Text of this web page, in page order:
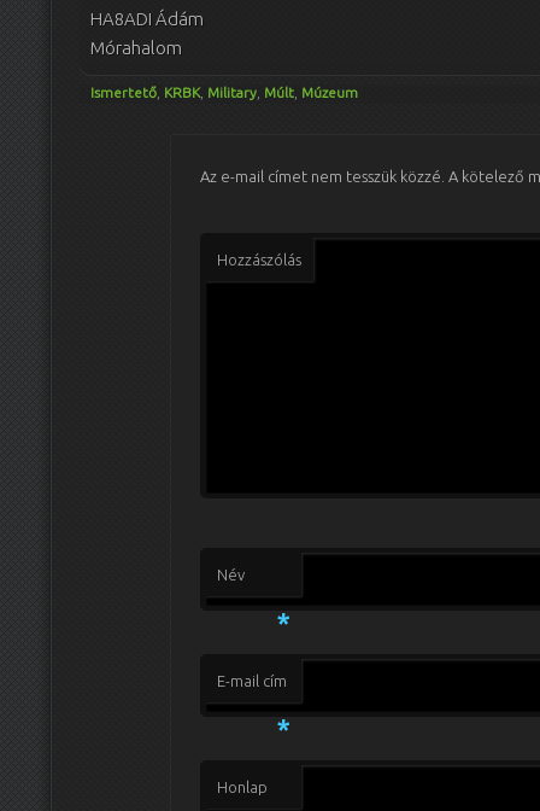
HA8ADI Ádám
Mórahalom
Ismertető KRBK, Military Múlt Múzeum
Az e-mail címet nem tesszük közzé. A kötelező
Hozzászólás
Név
*
E-mail cím
*
Honlap